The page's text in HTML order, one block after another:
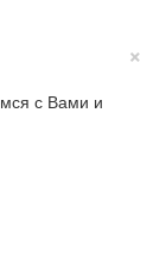
×
с Вами и